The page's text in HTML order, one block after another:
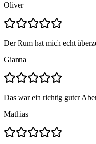
Oliver
Der Rum hat mich echt
Gianna
Das war ein richtig guter
Mathias